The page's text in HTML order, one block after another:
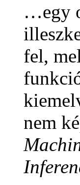
…egy
fel,
nem